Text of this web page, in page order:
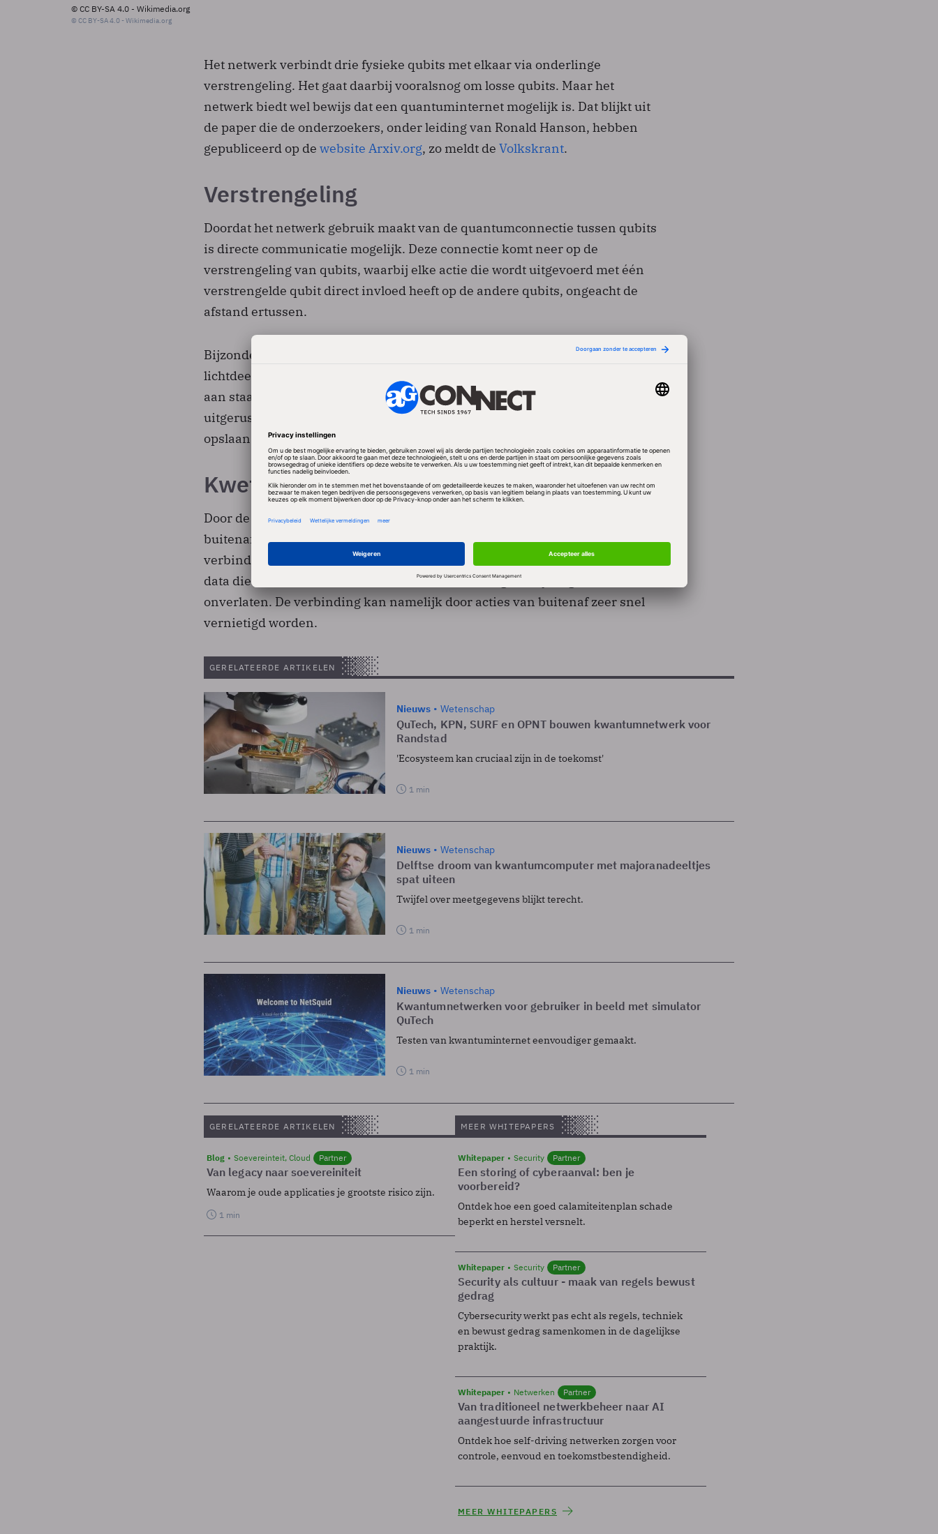
© CC BY-SA 4.0 - Wikimedia.org
© CC BY-SA 4.0 - Wikimedia.org
Het netwerk verbindt drie fysieke qubits met elkaar via onderlinge
verstrengeling. Het gaat daarbij vooralsnog om losse qubits. Maar het
netwerk biedt wel bewijs dat een quantuminternet mogelijk is. Dat blijkt uit
de paper die de onderzoekers, onder leiding van Ronald Hanson, hebben
gepubliceerd op de website Arxiv.org, zo meldt de Volkskrant.
Verstrengeling
Doordat het netwerk gebruik maakt van de quantumconnectie tussen qubits
is directe communicatie mogelijk. Deze connectie komt neer op de
verstrengeling van qubits, waarbij elke actie die wordt uitgevoerd met één
verstrengelde qubit direct invloed heeft op de andere qubits, ongeacht de
afstand ertussen.
Bijzonder is dat fysieke qubits met elkaar zijn verbonden in plaats van via
lichtdeeltjes (fotonen). Het netwerk kan bovendien een signaal geven dat het
aan staat, wat eerder alleen achteraf vast te stellen was. Ook is het netwerk
uitgerust met een eigen quantumgeheugen dat informatie korte tijd kan
opslaan.
Kwetsbare verbindingen
Door de zeer sterke gevoeligheid van verstrengeling voor invloeden van
buitenaf moeten quantumverbindingen goed worden afgeschermd. De
verbindingen kunnen heel snel kapot gaan. Bijkomend voordeel is dat de
data die erover worden verzonden eveneens zeer goed zijn afgeschermd voor
onverlaten. De verbinding kan namelijk door acties van buitenaf zeer snel
vernietigd worden.
GERELATEERDE ARTIKELEN
Nieuws Wetenschap
QuTech, KPN, SURF en OPNT bouwen kwantumnetwerk voor
Randstad
'Ecosysteem kan cruciaal zijn in de toekomst'
1 min
Nieuws Wetenschap
Delftse droom van kwantumcomputer met majoranadeeltjes
spat uiteen
Twijfel over meetgegevens blijkt terecht.
1 min
Nieuws Wetenschap
Kwantumnetwerken voor gebruiker in beeld met simulator
QuTech
Testen van kwantuminternet eenvoudiger gemaakt.
1 min
GERELATEERDE ARTIKELEN
Blog Soevereinteit, Cloud Partner
Van legacy naar soevereiniteit
Waarom je oude applicaties je grootste risico zijn.
1 min
MEER WHITEPAPERS
Whitepaper Security Partner
Een storing of cyberaanval: ben je
voorbereid?
Ontdek hoe een goed calamiteitenplan schade
beperkt en herstel versnelt.
Whitepaper Security Partner
Security als cultuur - maak van regels bewust
gedrag
Cybersecurity werkt pas echt als regels, techniek
en bewust gedrag samenkomen in de dagelijkse
praktijk.
Whitepaper Netwerken Partner
Van traditioneel netwerkbeheer naar AI
aangestuurde infrastructuur
Ontdek hoe self-driving netwerken zorgen voor
controle, eenvoud en toekomstbestendigheid.
MEER WHITEPAPERS